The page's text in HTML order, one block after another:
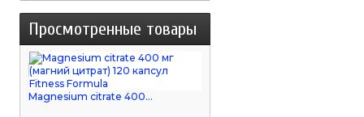
Просмотренные товары
Magnesium citrate 400...